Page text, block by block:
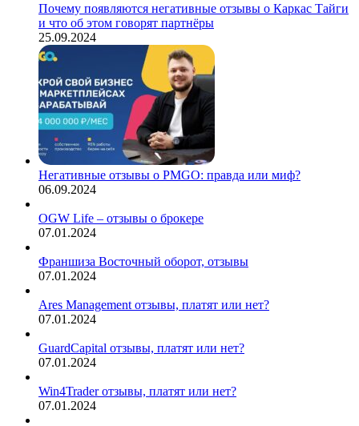
Почему появляются негативные отзывы о Каркас Тайги
и что об этом говорят партнёры
25.09.2024
Негативные отзывы о PMGO: правда или миф?
06.09.2024
OGW Life – отзывы о брокере
07.01.2024
Франшиза Восточный оборот, отзывы
07.01.2024
Ares Management отзывы, платят или нет?
07.01.2024
GuardCapital отзывы, платят или нет?
07.01.2024
Win4Trader отзывы, платят или нет?
07.01.2024